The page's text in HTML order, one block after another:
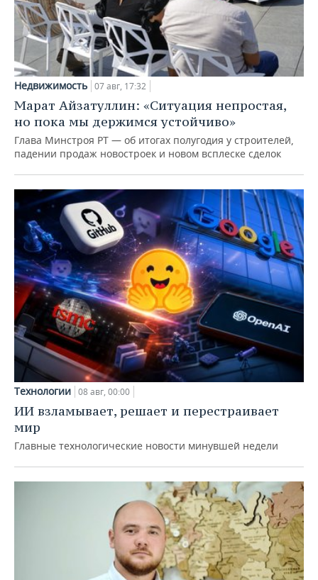
Недвижимость 07 авг, 17:32
Марат Айзатуллин: «Ситуация непростая,
но пока мы держимся устойчиво»
Глава Минстроя РТ — об итогах полугодия у строителей,
падении продаж новостроек и новом всплеске сделок
Технологии 08 авг, 00:00
ИИ взламывает, решает и перестраивает
мир
Главные технологические новости минувшей недели